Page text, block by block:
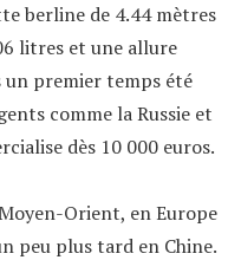
berline de 4.44 mètres
litres et une allure
un premier temps été
comme la Russie et
dès 10 000 euros.
Orient, en Europe
peu plus tard en Chine.